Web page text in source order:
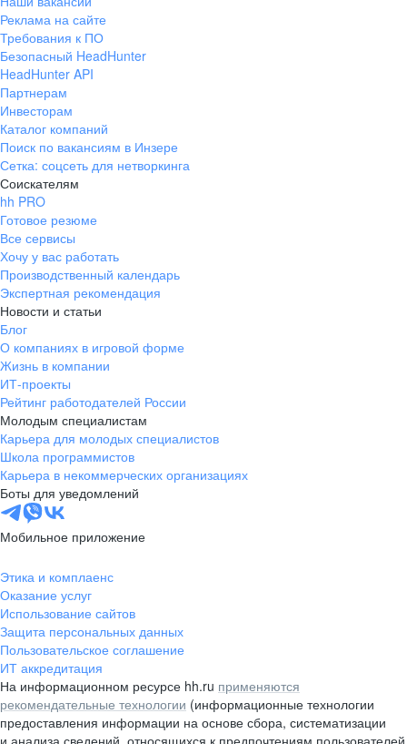
Реклама на сайте
Требования к ПО
Безопасный HeadHunter
HeadHunter API
Партнерам
Инвесторам
Каталог компаний
Поиск по вакансиям в Инзере
Сетка: соцсеть для нетворкинга
Соискателям
hh PRO
Готовое резюме
Все сервисы
Хочу у вас работать
Производственный календарь
Экспертная рекомендация
Новости и статьи
Блог
О компаниях в игровой форме
Жизнь в компании
ИТ-проекты
Рейтинг работодателей России
Молодым специалистам
Карьера для молодых специалистов
Школа программистов
Карьера в некоммерческих организациях
Боты для уведомлений
Мобильное приложение
Этика и комплаенс
Оказание услуг
Использование сайтов
Защита персональных данных
Пользовательское соглашение
ИТ аккредитация
На информационном ресурсе hh.ru применяются
рекомендательные технологии (информационные технологии
предоставления информации на основе сбора, систематизации
и анализа сведений, относящихся к предпочтениям пользователей